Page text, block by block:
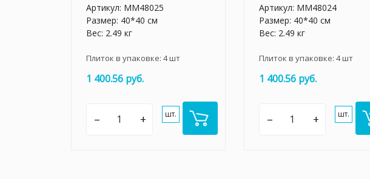
Артикул: MM48025
Размер: 40*40 см
Вес: 2.49 кг
Плиток в упаковке: 4шт
1 400.56 руб.
– + шт.
Артикул: MM48024
Размер: 40*40 см
Вес: 2.49 кг
Плиток в упаковке: 4шт
1 400.56 руб.
– + шт.